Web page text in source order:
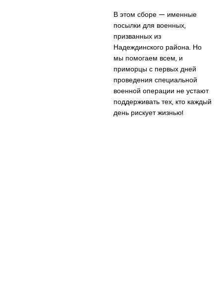
В этом сборе — именные
посылки для военных,
призванных из
Надеждинского района. Но
мы помогаем всем, и
приморцы с первых дней
проведения специальной
военной операции не устают
поддерживать тех, кто каждый
день рискует жизнью!